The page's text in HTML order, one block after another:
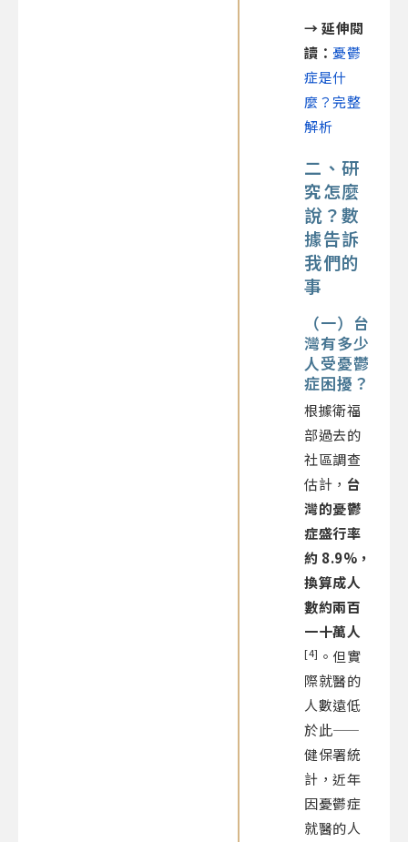
→延伸閱
讀 ： 憂鬱
症是什
麼？完整
解析
二、研
究怎麼
說？數
據告訴
我們的
事
（一）台
灣有多少
人受憂鬱
症困擾？
根據衛福
部過去的
社區調查
估計， 台
灣的憂鬱
症盛行率
約 8.9%，
換算成人
數約兩百
一十萬人
[4] 。但實
際就醫的
人數遠低
於此——
健保署統
計，近年
因憂鬱症
就醫的人